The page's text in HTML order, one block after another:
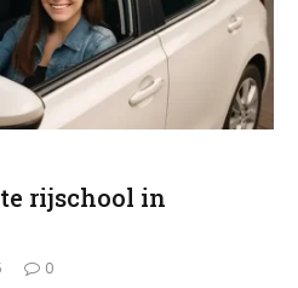
rijschool in
0